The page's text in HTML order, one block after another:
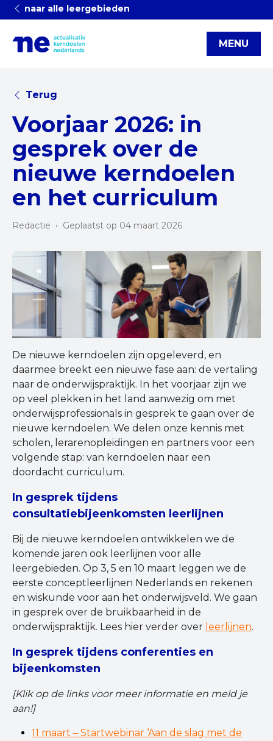
naar alle leergebieden
MENU
Terug
Voorjaar 2026: in
gesprek over de
nieuwe kerndoelen
en het curriculum
Redactie • Geplaatst op 04 maart 2026
De nieuwe kerndoelen zijn opgeleverd, en
daarmee breekt een nieuwe fase aan: de vertaling
naar de onderwijspraktijk. In het voorjaar zijn we
op veel plekken in het land aanwezig om met
onderwijsprofessionals in gesprek te gaan over de
nieuwe kerndoelen. We delen onze kennis met
scholen, lerarenopleidingen en partners voor een
volgende stap: van kerndoelen naar een
doordacht curriculum.
In gesprek tijdens
consultatiebijeenkomsten leerlijnen
Bij de nieuwe kerndoelen ontwikkelen we de
komende jaren ook leerlijnen voor alle
leergebieden. Op 3, 5 en 10 maart leggen we de
eerste conceptleerlijnen Nederlands en rekenen
en wiskunde voor aan het onderwijsveld. We gaan
in gesprek over de bruikbaarheid in de
onderwijspraktijk. Lees hier verder over leerlijnen.
In gesprek tijdens conferenties en
bijeenkomsten
[Klik op de links voor meer informatie en meld je
aan!]
11 maart – Startwebinar ‘Aan de slag met de